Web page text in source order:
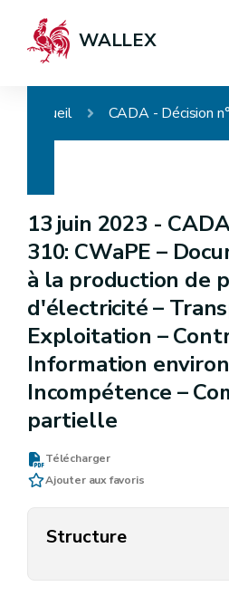
WALLEX
Accueil
13 juin 2023 -
310: CWaPE –
à la production de
d'électricité –
Exploitation –
Information
Incompétence –
partielle
Télécharger
Ajouter aux favoris
Structure